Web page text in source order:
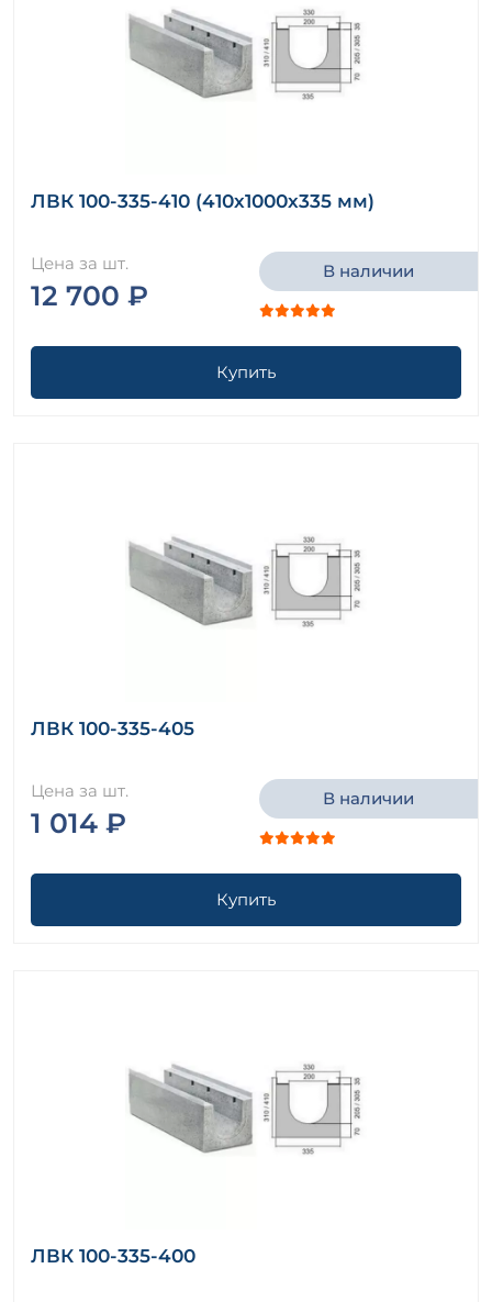
ЛВК 100-335-410 (410х1000х335 мм)
Цена за шт.
12 700 ₽
В наличии
Купить
ЛВК 100-335-405
Цена за шт.
1 014 ₽
В наличии
Купить
ЛВК 100-335-400